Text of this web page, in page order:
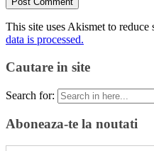
This site uses Akismet to reduce
data is processed.
Cautare in site
Search for:
Aboneaza-te la noutati